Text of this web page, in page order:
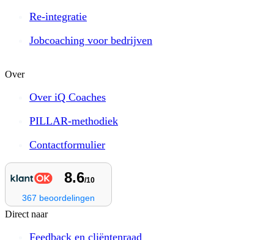
Re-integratie
Jobcoaching voor bedrijven
Over
Over iQ Coaches
PILLAR-methodiek
Contactformulier
Direct naar
Feedback en cliëntenraad